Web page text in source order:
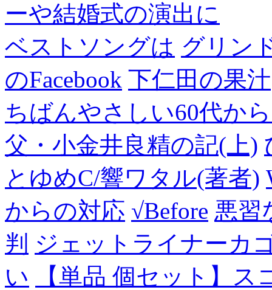
ーや結婚式の演出に
ベストソングは グリン
のFacebook 下仁田の果汁
ちばんやさしい60代から
父・小金井良精の記(上)
とゆめC/響ワタル(著者)
からの対応 √Before 悪習
判 ジェットライナーカ
い
【単品 個セット】